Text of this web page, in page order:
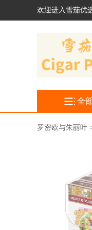
欢迎进入雪茄优
全
罗密欧与朱丽叶